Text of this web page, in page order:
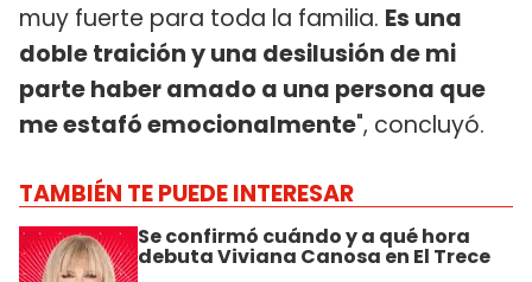
muy fuerte para toda la familia. Es una
doble traición y una desilusión de mi
parte haber amado a una persona que
me estafó emocionalmente", concluyó.
TAMBIÉN TE PUEDE INTERESAR
Se confirmó cuándo y a qué hora
debuta Viviana Canosa en El Trece